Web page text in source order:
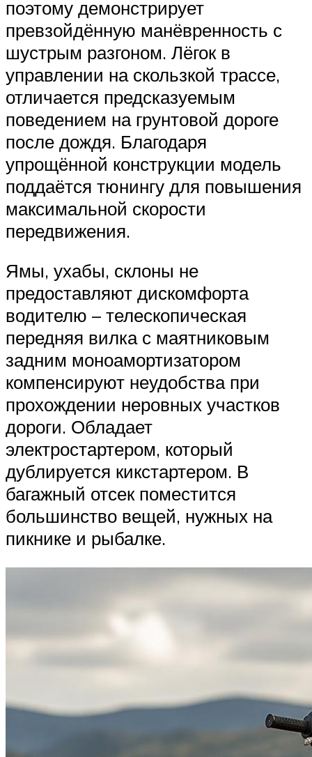
поэтому демонстрирует
превзойдённую манёвренность с
шустрым разгоном. Лёгок в
управлении на скользкой трассе,
отличается предсказуемым
поведением на грунтовой дороге
после дождя. Благодаря
упрощённой конструкции модель
поддаётся тюнингу для повышения
максимальной скорости
передвижения.
Ямы, ухабы, склоны не
предоставляют дискомфорта
водителю – телескопическая
передняя вилка с маятниковым
задним моноамортизатором
компенсируют неудобства при
прохождении неровных участков
дороги. Обладает
электростартером, который
дублируется кикстартером. В
багажный отсек поместится
большинство вещей, нужных на
пикнике и рыбалке.